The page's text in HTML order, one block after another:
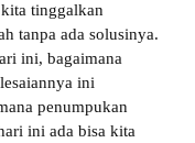
tinggalkan
tanpa ada solusinya.
ini, bagaimana
ini
penumpukan
ini ada bisa kita